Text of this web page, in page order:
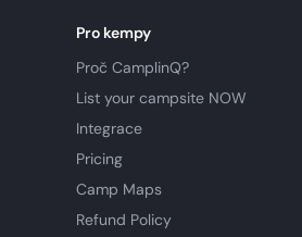
Pro kempy
Proč CamplinQ?
List your campsite NOW
Integrace
Pricing
Camp Maps
Refund Policy